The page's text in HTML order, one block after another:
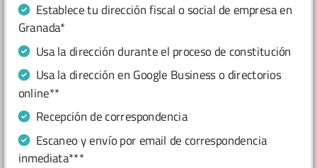
Establece tu dirección fiscal o social de empresa en
Granada*
Usa la dirección durante el proceso de constitución
Usa la dirección en Google Business o directorios
online**
Recepción de correspondencia
Escaneo y envío por email de correspondencia
inmediata***